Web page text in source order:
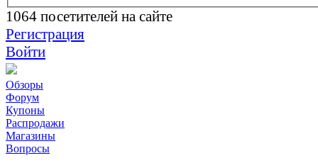
1064 посетителей на сайте
Регистрация
Войти
Обзоры
Форум
Купоны
Распродажи
Магазины
Вопросы